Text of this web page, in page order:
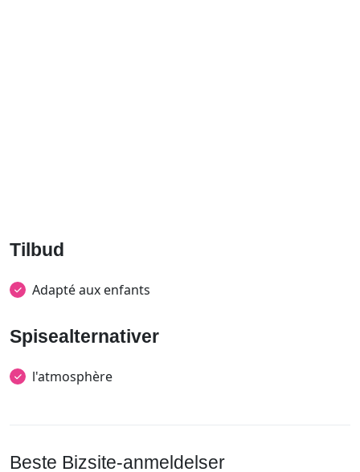
Tilbud
Adapté aux enfants
Spisealternativer
l'atmosphère
Beste Bizsite-anmeldelser